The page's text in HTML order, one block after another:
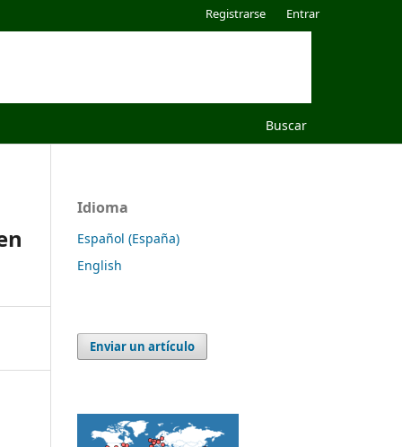
Buscar
Registrarse Entrar
Idioma
Español (España)
English
Enviar un artículo